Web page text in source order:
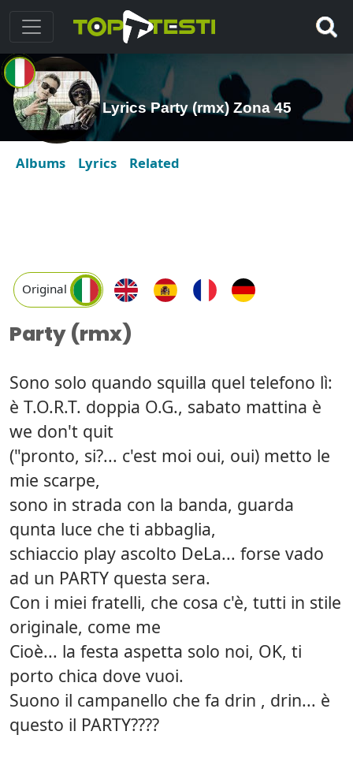
Lyrics Party (rmx) Zona 45
Albums Lyrics Related
Original
Party (rmx)
Sono solo quando squilla quel telefono lì:
è T.O.R.T. doppia O.G., sabato mattina è
we don't quit
("pronto, si?... c'est moi oui, oui) metto le
mie scarpe,
sono in strada con la banda, guarda
qunta luce che ti abbaglia,
schiaccio play ascolto DeLa... forse vado
ad un PARTY questa sera.
Con i miei fratelli, che cosa c'è, tutti in stile
originale, come me
Cioè... la festa aspetta solo noi, OK, ti
porto chica dove vuoi.
Suono il campanello che fa drin , drin... è
questo il PARTY????